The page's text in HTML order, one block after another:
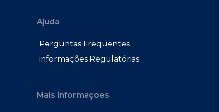
Ajuda
Perguntas Frequentes
informações Regulatórias
Mais informações